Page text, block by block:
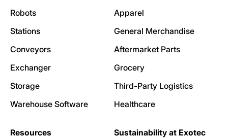
Robots
Stations
Conveyors
Exchanger
Storage
Warehouse Software
Apparel
General Merchandise
Aftermarket Parts
Grocery
Third-Party Logistics
Healthcare
Resources
Sustainability at Exotec